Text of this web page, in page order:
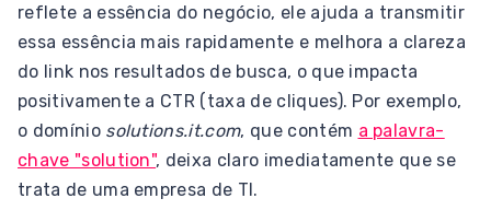
reflete a essência do negócio, ele ajuda a transmitir
essa essência mais rapidamente e melhora a clareza
do link nos resultados de busca, o que impacta
positivamente a CTR (taxa de cliques). Por exemplo,
o domínio solutions.it.com, que contém a palavra-
chave "solution", deixa claro imediatamente que se
trata de uma empresa de TI.